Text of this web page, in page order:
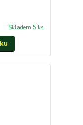
Skladem 5 ks